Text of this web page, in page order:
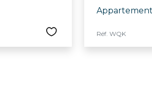
Appartement
Réf. WQK